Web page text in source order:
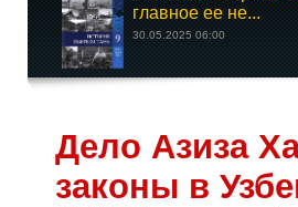
главное ее не...
30.05.2025 06:00
Дело Азиза
законы в